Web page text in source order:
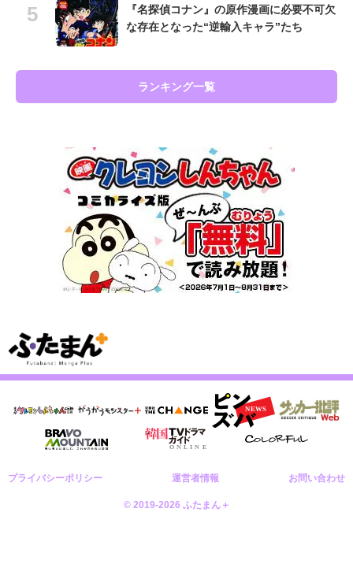
『名探偵コナン』の原作漫画に必要不可欠
な存在となった“逆輸入キャラ”たち
ランキング一覧
プライバシーポリシー 運営者情報 お問い合わせ
© 2019-2026 ふたまん＋